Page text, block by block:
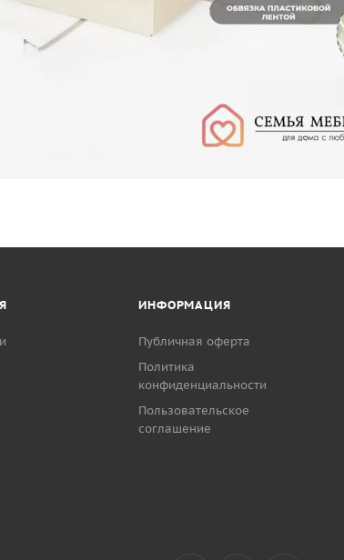
ИНФОРМАЦИЯ
Публичная оферта
Политика
конфиденциальности
Пользовательское
соглашение